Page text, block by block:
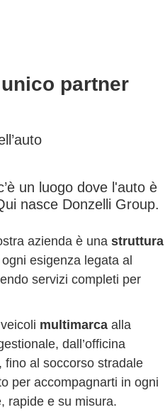
partner
un luogo dove l'auto è
nasce Donzelli Group.
azienda è una struttura
esigenza legata al
servizi completi per
multimarca alla
dall’officina
fino al soccorso stradale
per accompagnarti in ogni
rapide e su misura.